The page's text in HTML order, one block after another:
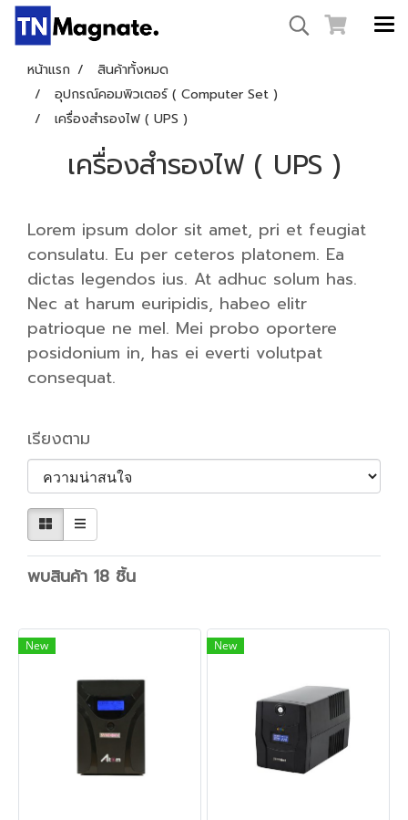
หน้าแรก
สินค้าทั้งหมด
อุปกรณ์คอมพิวเตอร์ ( Computer Set )
เครื่องสำรองไฟ ( UPS )
เครื่องสำรองไฟ ( UPS )
Lorem ipsum dolor sit amet, pri et feugiat
consulatu. Eu per ceteros platonem. Ea
dictas legendos ius. At adhuc solum has.
Nec at harum euripidis, habeo elitr
patrioque ne mel. Mei probo oportere
posidonium in, has ei everti volutpat
consequat.
เรียงตาม
พบสินค้า 18 ชิ้น
New New